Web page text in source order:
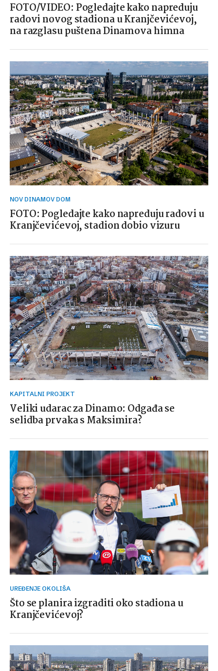
FOTO/VIDEO: Pogledajte kako napreduju
radovi novog stadiona u Kranjčevićevoj,
na razglasu puštena Dinamova himna
NOV DINAMOV DOM
FOTO: Pogledajte kako napreduju radovi u
Kranjčevićevoj, stadion dobio vizuru
KAPITALNI PROJEKT
Veliki udarac za Dinamo: Odgađa se
selidba prvaka s Maksimira?
UREĐENJE OKOLIŠA
Što se planira izgraditi oko stadiona u
Kranjčevićevoj?